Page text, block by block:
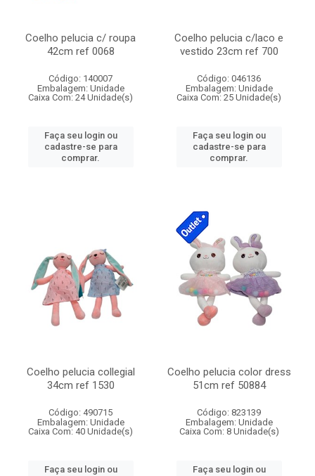
Coelho pelucia c/ roupa
42cm ref 0068
Código: 140007
Embalagem: Unidade
Caixa Com: 24 Unidade(s)
Faça seu login ou
cadastre-se para
comprar.
Coelho pelucia c/laco e
vestido 23cm ref 700
Código: 046136
Embalagem: Unidade
Caixa Com: 25 Unidade(s)
Faça seu login ou
cadastre-se para
comprar.
Coelho pelucia collegial
34cm ref 1530
Código: 490715
Embalagem: Unidade
Caixa Com: 40 Unidade(s)
Faça seu login ou
Coelho pelucia color dress
51cm ref 50884
Código: 823139
Embalagem: Unidade
Caixa Com: 8 Unidade(s)
Faça seu login ou